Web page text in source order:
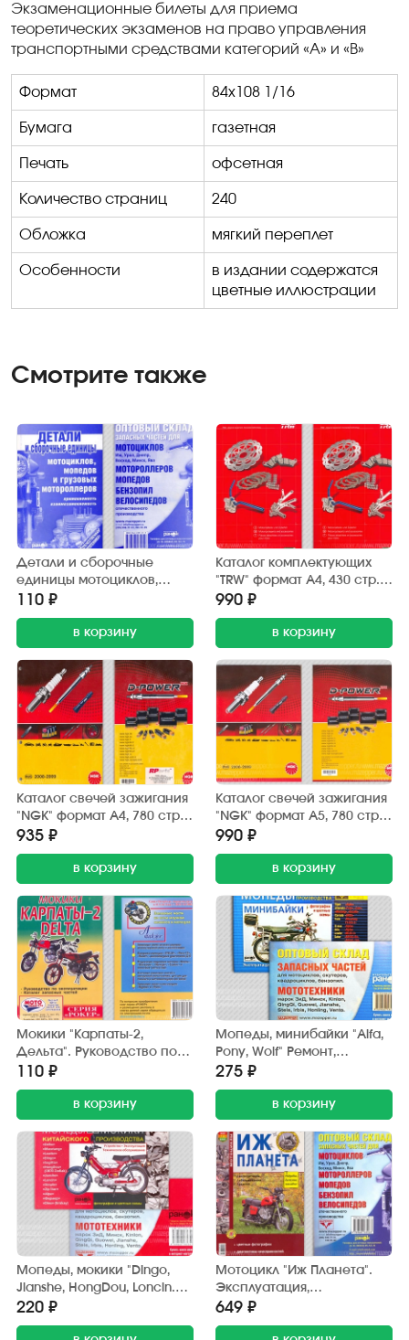
Экзаменационные билеты для приема
теоретических экзаменов на право управления
транспортными средствами категорий «А» и «В»
Формат 84х108 1/16
Бумага газетная
Печать офсетная
Количество страниц 240
Обложка мягкий переплет
Особенности
в издании содержатся
цветные иллюстрации
Смотрите также
Детали и сборочные
единицы мотоциклов,
мопедов, мотороллеров.
96 стр. "Ранок"
110 ₽
в корзину
Каталог комплектующих
"TRW" формат А4, 430 стр.
цветное издание 2008 г.
990 ₽
в корзину
Каталог свечей зажигания
"NGK" формат А4, 780 стр.
цветное издание 2009 г.
935 ₽
в корзину
Каталог свечей зажигания
"NGK" формат А5, 780 стр.
цветное издание 2009 г.
990 ₽
в корзину
Мокики "Карпаты-2,
Дельта". Руководство по
эксплуатации. Каталог
запчастей. А5, 63 стр.
110 ₽
в корзину
Мопеды, минибайки "Alfa,
Pony, Wolf" Ремонт,
эксплуатация. Каталог
деталей. 176 стр. "Ранок"
275 ₽
в корзину
Мопеды, мокики "Dingo,
Jianshe, HongDou, Loncin.
Устройство.
Эксплуатация.ТО. 48 стр.
220 ₽
Мотоцикл "Иж Планета".
Эксплуатация,
обслуживание, ремонт.
(цв. альбом) 128 стр. "Мир
649 ₽